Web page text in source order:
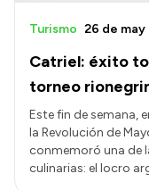
Catriel: éxito
torneo
Turismo 26 de
Este fin de semana,
la Revolución de
conmemoró una de
culinarias: el locro